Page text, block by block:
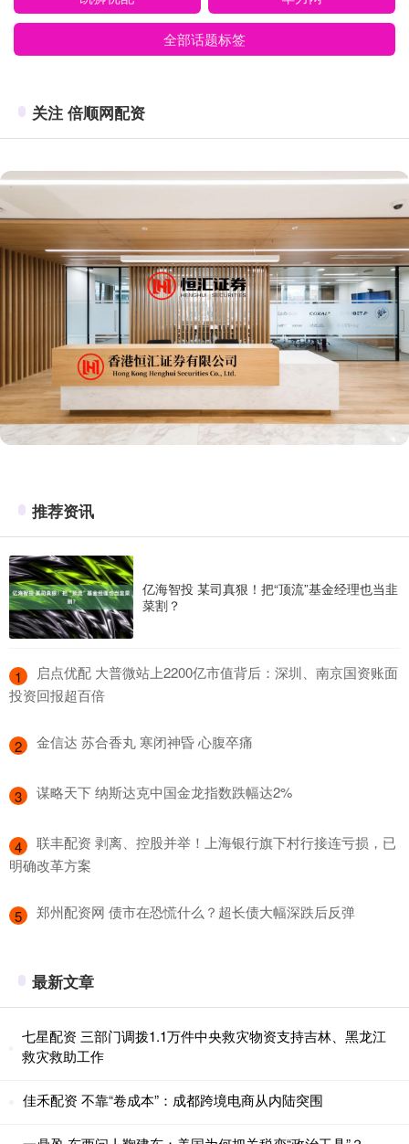
全部话题标签
关注 倍顺网配资
推荐资讯
亿海智投 某司真狠！把“顶流”基金经理也当韭
菜割？
1
​启点优配 大普微站上2200亿市值背后：深圳、南京国资账面
投资回报超百倍
2 ​金信达 苏合香丸 寒闭神昏 心腹卒痛
3 ​谋略天下 纳斯达克中国金龙指数跌幅达2%
4
​联丰配资 剥离、控股并举！上海银行旗下村行接连亏损，已
明确改革方案
5 ​郑州配资网 债市在恐慌什么？超长债大幅深跌后反弹
最新文章
七星配资 三部门调拨1.1万件中央救灾物资支持吉林、黑龙江
救灾救助工作
佳禾配资 不靠“卷成本”：成都跨境电商从内陆突围